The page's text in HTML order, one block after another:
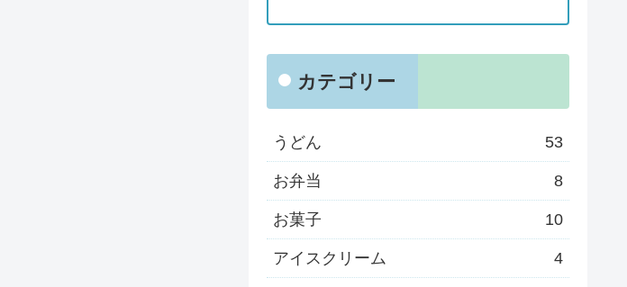
カテゴリー
うどん 53
お弁当 8
お菓子 10
アイスクリーム 4